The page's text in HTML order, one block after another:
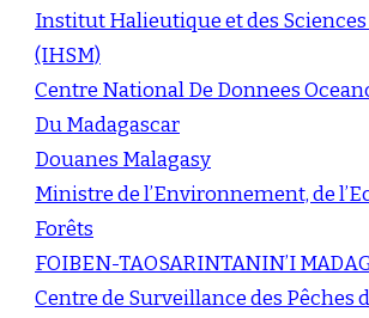
Institut Halieutique et des
(IHSM)
Centre National De Donnees
Du Madagascar
Douanes Malagasy
Ministre de l’Environnement, de
Forêts
FOIBEN-TAOSARINTANIN’I
Centre de Surveillance des Pêches